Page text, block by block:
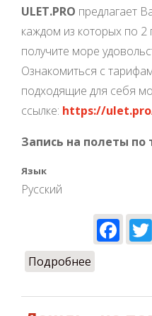
ULET.PRO предлагает
каждом из которых по
получите море
Ознакомиться с
подходящие для себя
ссылке: https://
Запись на полеты по
Язык
Русский
Подробнее